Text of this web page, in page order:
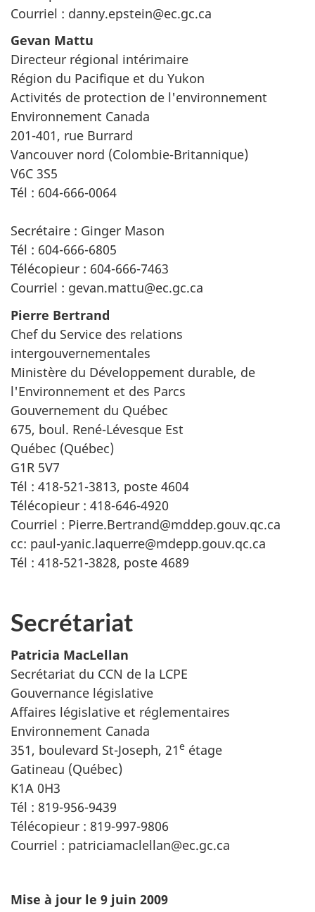
Courriel : danny.epstein@ec.gc.ca
Gevan Mattu
Directeur régional intérimaire
Région du Pacifique et du Yukon
Activités de protection de l'environnement
Environnement Canada
201-401, rue Burrard
Vancouver nord (Colombie-Britannique)
V6C 3S5
Tél : 604-666-0064
Secrétaire : Ginger Mason
Tél : 604-666-6805
Télécopieur : 604-666-7463
Courriel : gevan.mattu@ec.gc.ca
Pierre Bertrand
Chef du Service des relations
intergouvernementales
Ministère du Développement durable, de
l'Environnement et des Parcs
Gouvernement du Québec
675, boul. René-Lévesque Est
Québec (Québec)
G1R 5V7
Tél : 418-521-3813, poste 4604
Télécopieur : 418-646-4920
Courriel : Pierre.Bertrand@mddep.gouv.qc.ca
cc: paul-yanic.laquerre@mdepp.gouv.qc.ca
Tél : 418-521-3828, poste 4689
Secrétariat
Patricia MacLellan
Secrétariat du CCN de la LCPE
Gouvernance législative
Affaires législative et réglementaires
Environnement Canada
351, boulevard St-Joseph, 21e étage
Gatineau (Québec)
K1A 0H3
Tél : 819-956-9439
Télécopieur : 819-997-9806
Courriel : patriciamaclellan@ec.gc.ca
Mise à jour le 9 juin 2009